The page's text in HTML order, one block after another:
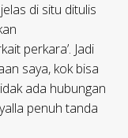
di situ ditulis
perkara’. Jadi
saya, kok bisa
ada hubungan
penuh tanda